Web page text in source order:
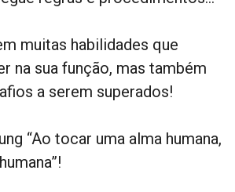
muitas habilidades que
na sua função, mas também
a serem superados!
“Ao tocar uma alma humana,